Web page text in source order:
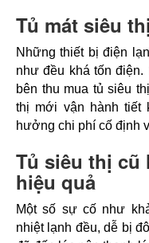
Tủ mát siêu
Những thiết bị điện
như đều khá tốn điện.
bên thu mua tủ siêu
thị mới vận hành tiết
hưởng chi phí cố định
Tủ siêu thị cũ
hiệu quả
Một số sự cố như
nhiệt lạnh đều, dễ bị